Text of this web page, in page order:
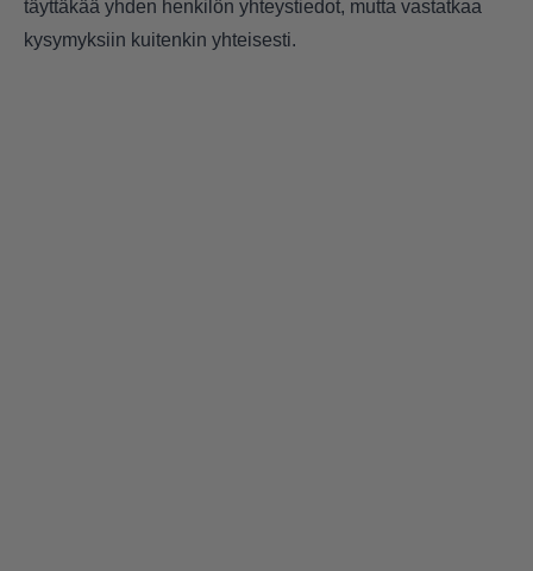
täyttäkää yhden henkilön yhteystiedot, mutta vastatkaa
kysymyksiin kuitenkin yhteisesti.